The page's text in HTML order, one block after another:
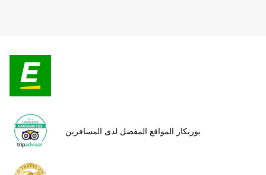
يوربكار المواقع المفضل لدى المسافرين